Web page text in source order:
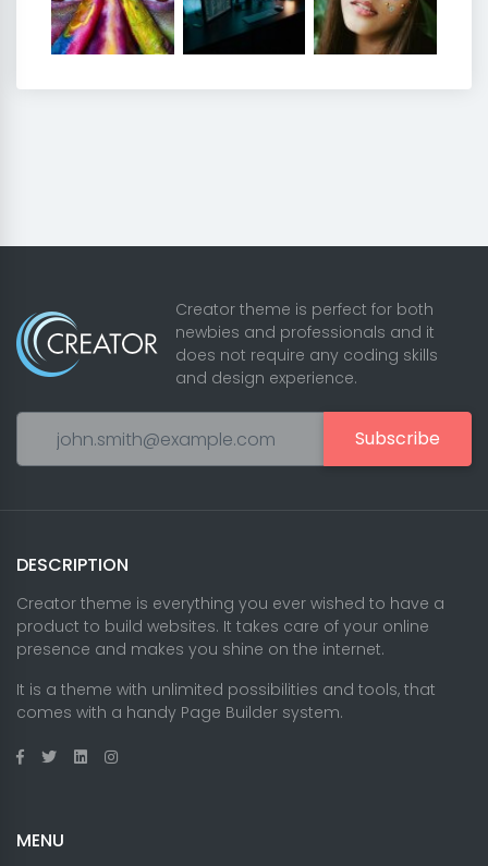
Creator theme is perfect for both
newbies and professionals and it
does not require any coding skills
and design experience.
Subscribe
DESCRIPTION
Creator theme is everything you ever wished to have a
product to build websites. It takes care of your online
presence and makes you shine on the internet.
It is a theme with unlimited possibilities and tools, that
comes with a handy Page Builder system.
MENU